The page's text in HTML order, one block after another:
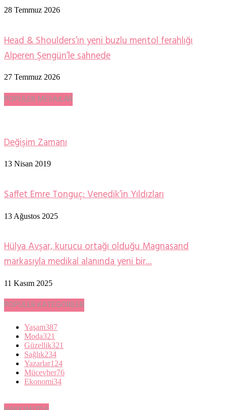
28 Temmuz 2026
Head & Shoulders’ın yeni buzlu mentol ferahlığı
Alperen Şengün’le sahnede
27 Temmuz 2026
POPÜLER MESAJLAR
Değişim Zamanı
13 Nisan 2019
Saffet Emre Tonguç: Venedik’in Yıldızları
13 Ağustos 2025
Hülya Avşar, kurucu ortağı olduğu Magnasand
markasıyla medikal alanında yeni bir...
11 Kasım 2025
POPÜLER KATEGORİLER
Yaşam387
Moda321
Güzellik321
Sağlık234
Yazarlar124
Mücevher76
Ekonomi34